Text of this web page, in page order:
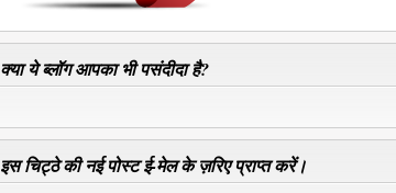
क्या ये ब्लॉग आपका भी पसंदीदा है?
इस चिट्ठे की नई पोस्ट ई-मेल के ज़रिए प्राप्त करें।